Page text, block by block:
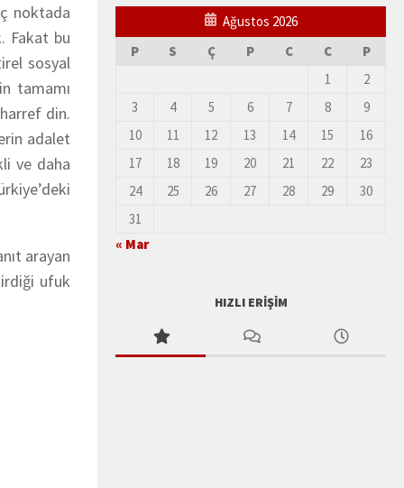
noktada
Fakat bu
sosyal
tamamı
din.
adalet
ve daha
arayan
ufuk
Ağustos 2026
P
S Ç P C C
P
1
2
3
4 5 6 7 8
9
10
11 12 13 14 15
16
17
18 19 20 21 22
23
24
25 26 27 28 29
30
31
« Mar
HIZLI ERIŞIM